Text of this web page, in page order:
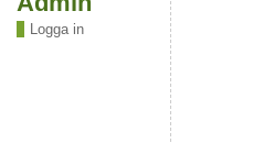
Logga in